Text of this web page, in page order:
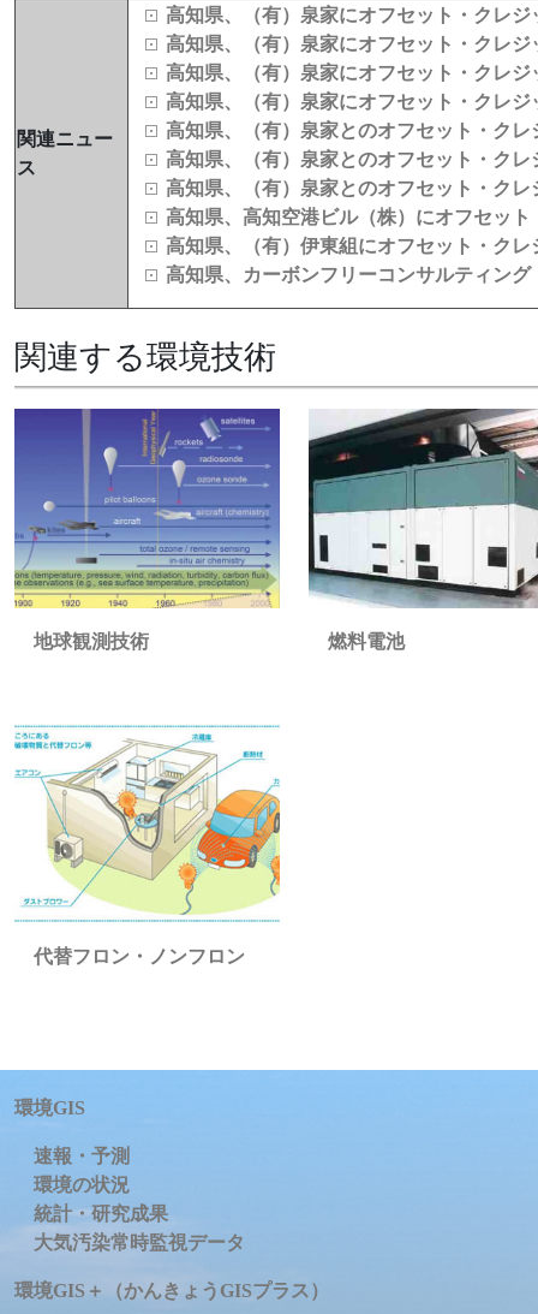
関連ニュー
ス
高知県、（有）泉家にオフセット・クレ
高知県、（有）泉家にオフセット・クレ
高知県、（有）泉家にオフセット・クレ
高知県、（有）泉家にオフセット・クレ
高知県、（有）泉家とのオフセット・ク
高知県、（有）泉家とのオフセット・ク
高知県、（有）泉家とのオフセット・ク
高知県、高知空港ビル（株）にオフセッ
高知県、（有）伊東組にオフセット・ク
高知県、カーボンフリーコンサルティン
関連する環境技術
地球観測技術 燃料電池
代替フロン・ノンフロン
環境GIS
速報・予測
環境の状況
統計・研究成果
大気汚染常時監視データ
環境GIS＋（かんきょうGISプラス）